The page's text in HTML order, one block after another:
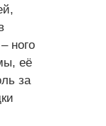
ного
её
за